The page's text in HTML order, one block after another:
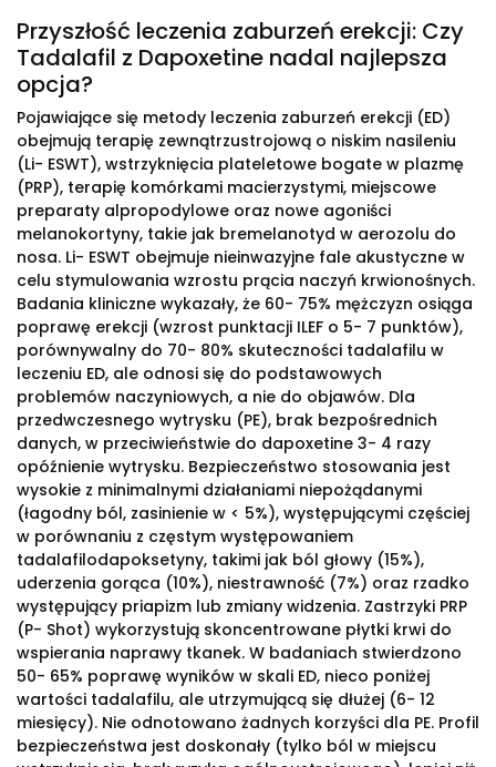
Przyszłość leczenia zaburzeń erekcji: Czy
Tadalafil z Dapoxetine nadal najlepsza
opcja?
Pojawiające się metody leczenia zaburzeń erekcji (ED)
obejmują terapię zewnątrzustrojową o niskim nasileniu
(Li- ESWT), wstrzyknięcia plateletowe bogate w plazmę
(PRP), terapię komórkami macierzystymi, miejscowe
preparaty alpropodylowe oraz nowe agoniści
melanokortyny, takie jak bremelanotyd w aerozolu do
nosa. Li- ESWT obejmuje nieinwazyjne fale akustyczne w
celu stymulowania wzrostu prącia naczyń krwionośnych.
Badania kliniczne wykazały, że 60- 75% mężczyzn osiąga
poprawę erekcji (wzrost punktacji ILEF o 5- 7 punktów),
porównywalny do 70- 80% skuteczności tadalafilu w
leczeniu ED, ale odnosi się do podstawowych
problemów naczyniowych, a nie do objawów. Dla
przedwczesnego wytrysku (PE), brak bezpośrednich
danych, w przeciwieństwie do dapoxetine 3- 4 razy
opóźnienie wytrysku. Bezpieczeństwo stosowania jest
wysokie z minimalnymi działaniami niepożądanymi
(łagodny ból, zasinienie w < 5%), występującymi częściej
w porównaniu z częstym występowaniem
tadalafilodapoksetyny, takimi jak ból głowy (15%),
uderzenia gorąca (10%), niestrawność (7%) oraz rzadko
występujący priapizm lub zmiany widzenia. Zastrzyki PRP
(P- Shot) wykorzystują skoncentrowane płytki krwi do
wspierania naprawy tkanek. W badaniach stwierdzono
50- 65% poprawę wyników w skali ED, nieco poniżej
wartości tadalafilu, ale utrzymującą się dłużej (6- 12
miesięcy). Nie odnotowano żadnych korzyści dla PE. Profil
bezpieczeństwa jest doskonały (tylko ból w miejscu